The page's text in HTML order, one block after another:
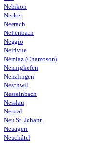
Nebikon
Necker
Neerach
Neftenbach
Neggio
Neirivue
Némiaz (Chamoson)
Nennigkofen
Nenzlingen
Neschwil
Nesselnbach
Nesslau
Netstal
Neu St. Johann
Neuägeri
Neuchâtel